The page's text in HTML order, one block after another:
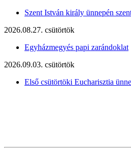
Szent István király ünnepén
2026.08.27. csütörtök
Egyházmegyés papi zarándoklat
2026.09.03. csütörtök
Első csütörtöki Eucharisztia